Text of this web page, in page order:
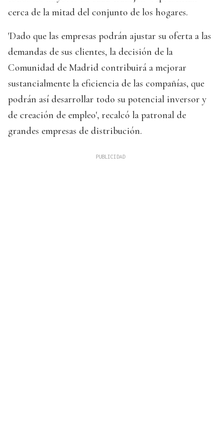
cerca de la mitad del conjunto de los hogares.
'Dado que las empresas podrán ajustar su oferta a las
demandas de sus clientes, la decisión de la
Comunidad de Madrid contribuirá a mejorar
sustancialmente la eficiencia de las compañías, que
podrán así desarrollar todo su potencial inversor y
de creación de empleo', recalcó la patronal de
grandes empresas de distribución.